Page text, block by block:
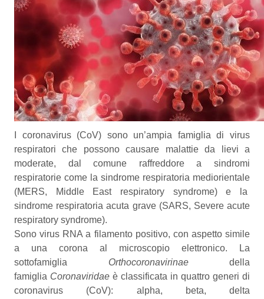
I coronavirus (CoV) sono un’ampia famiglia di virus
respiratori che possono causare malattie da lievi a
moderate, dal comune raffreddore a sindromi
respiratorie come la sindrome respiratoria mediorientale
(MERS, Middle East respiratory syndrome) e la
sindrome respiratoria acuta grave (SARS, Severe acute
respiratory syndrome).
Sono virus RNA a filamento positivo, con aspetto simile
a una corona al microscopio elettronico. La
sottofamiglia Orthocoronavirinaedella
famiglia Coronaviridae è classificata in quattro generi di
coronavirus (CoV): alpha, beta, delta